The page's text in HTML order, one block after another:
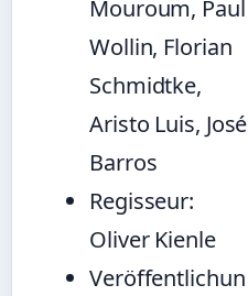
Mouroum, Paul
Wollin, Florian
Schmidtke,
Aristo Luis, José
Barros
Regisseur:
Oliver Kienle
Veröffentlichun